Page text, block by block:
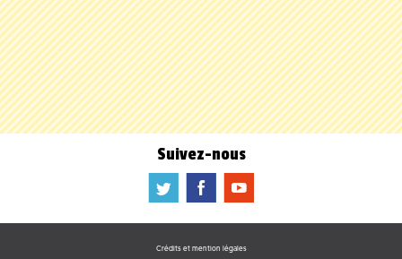
Suivez-nous
a b f
Crédits et mention légales